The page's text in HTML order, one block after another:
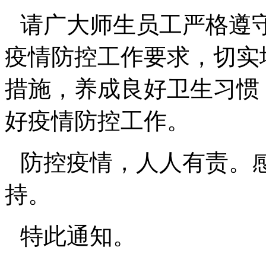
请广大师生员工严格遵
疫情防控工作要求，切
措施，养成良好卫生习
好疫情防控工作。
防控疫情，人人有责。
持。
特此通知。